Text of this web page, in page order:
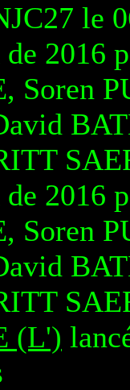
le
2016
Soren
2016
Soren
(L')